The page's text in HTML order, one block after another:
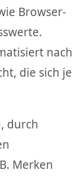
Browser-
nach
die sich je
durch
Merken